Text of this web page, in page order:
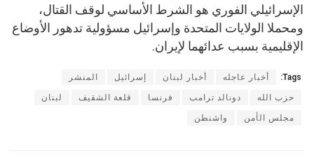
الإسرائيلي الفوري هو الشرط الأساسي لوقف القتال،
ومحملا الولايات المتحدة وإسرائيل مسؤولية تدهور الأوضاع
الإقليمية بسبب عدائهما لإيران.
Tags: أخبار عاجله أخبار لبنان إسرائيل المنشر
حزب الله دونالد ترامب فرنسا قلعة الشقيف لبنان
مجلس الأمن واشنطن